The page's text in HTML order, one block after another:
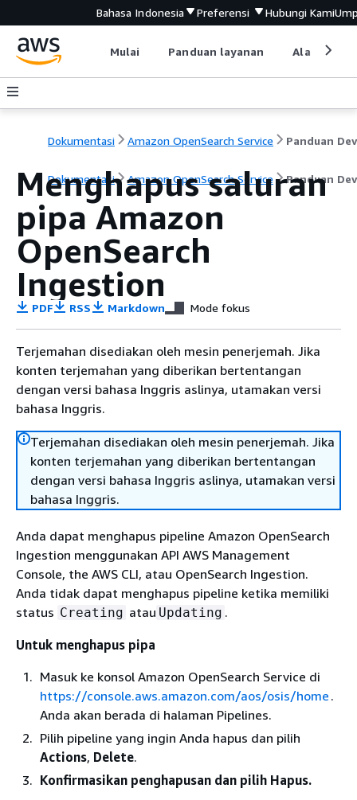
Bahasa Indonesia Preferensi Hubungi Kami
Mulai Panduan layanan Alat
Dokumentasi Amazon OpenSearch Service
Dokumentasi Amazon OpenSearch Service Panduan
Menghapus saluran
pipa Amazon
OpenSearch
Ingestion
PDF RSS Markdown Mode fokus
Terjemahan disediakan oleh mesin penerjemah. Jika
konten terjemahan yang diberikan bertentangan
dengan versi bahasa Inggris aslinya, utamakan versi
bahasa Inggris.
Terjemahan disediakan oleh mesin penerjemah. Jika
konten terjemahan yang diberikan bertentangan
dengan versi bahasa Inggris aslinya, utamakan versi
bahasa Inggris.
Anda dapat menghapus pipeline Amazon OpenSearch
Ingestion menggunakan API AWS Management
Console, the AWS CLI, atau OpenSearch Ingestion.
Anda tidak dapat menghapus pipeline ketika memiliki
status Creating atau Updating .
Untuk menghapus pipa
Masuk ke konsol Amazon OpenSearch Service di
https://console.aws.amazon.com/aos/osis/home .
Anda akan berada di halaman Pipelines.
Pilih pipeline yang ingin Anda hapus dan pilih
Actions, Delete.
Konfirmasikan penghapusan dan pilih Hapus.